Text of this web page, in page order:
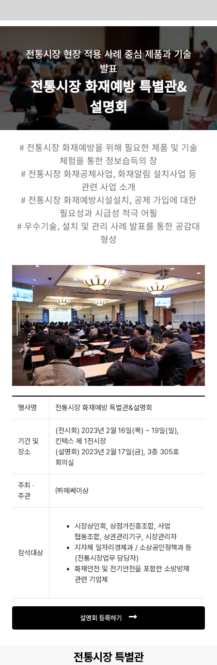
Skip
content 전통시장 현장 적용 사례 중심 제품과 기술
발표
전통시장 화재예방 특별관&
설명회
# 전통시장 화재예방을 위해 필요한 제품 및 기술
체험을 통한 정보습득의 장
# 전통시장 화재공제사업, 화재알림 설치사업 등
관련 사업 소개
# 전통시장 화재예방시설설치, 공제 가입에 대한
필요성과 시급성 적극 어필
# 우수기술, 설치 및 관리 사례 발표를 통한 공감대
형성
행사명 전통시장 화재예방 특별관&설명회
기간 및
장소
(전시회) 2023년 2월 16일(목) ~ 19일(일),
킨텍스 제 1전시장
(설명회) 2023년 2월 17일(금), 3층 305호
회의실
주최 ·
주관
㈜메쎄이상
참석대상
시장상인회, 상점가진흥조합, 사업
협동조합, 상권관리기구, 시장관리자
지자체 일자리경제과 / 소상공인정책과 등
(전통시장업무 담당자)
화재안전 및 전기안전을 포함한 소방방재
관련 기업체
설명회 등록하기
전통시장 특별관